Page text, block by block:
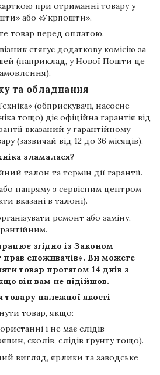
при отриманні товару у
або «Укрпошти».
товар перед оплатою.
стягує додаткову комісію за
(наприклад, у Нової Пошти це
та обладнання
(обприскувачі, насосне
тощо) діє офіційна гарантія від
вказаний у гарантійному
(зазвичай від 12 до 36 місяців).
зламалася?
талон та термін дії гарантії.
напряму з сервісним центром
вказані в талоні).
ремонт або заміну,
згідно із Законом
прав споживачів». Ви можете
товар протягом 14 днів з
він вам не підійшов.
належної якості
товар, якщо:
і не має слідів
сколів, слідів ґрунту тощо).
вигляд, ярлики та заводське